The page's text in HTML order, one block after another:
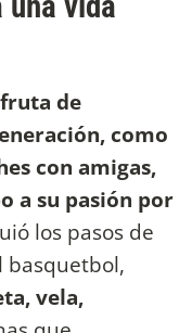
de
como
con amigas,
a su pasión por
los pasos de
basquetbol,
vela,